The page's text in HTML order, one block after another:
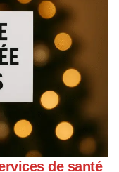
de santé